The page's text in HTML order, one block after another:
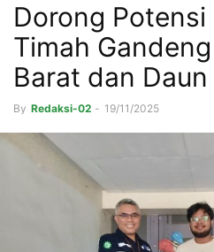
Dorong Potensi
Timah
Barat dan
By Redaksi-02 - 19/11/2025